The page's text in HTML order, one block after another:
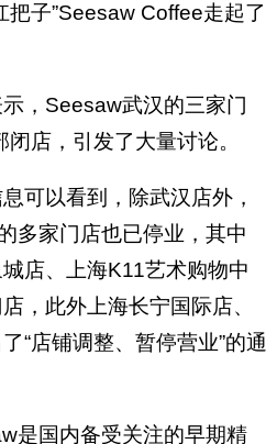
把子”Seesaw Coffee走起了
，Seesaw武汉的三家门
店，引发了大量讨论。
可以看到，除武汉店外，
多家门店也已停业，其中
店、上海K11艺术购物中
，此外上海长宁国际店、
“店铺调整、暂停营业”的通
是国内备受关注的早期精